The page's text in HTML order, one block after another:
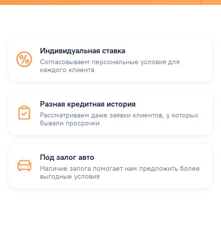
Индивидуальная ставка
Согласовываем персональные условия для
каждого клиента
Разная кредитная история
Рассматриваем даже заявки клиентов, у которых
бывали просрочки
Под залог авто
Наличие залога помогает нам предложить более
выгодные условия